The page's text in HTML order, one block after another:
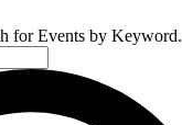
for Events by Keyword.